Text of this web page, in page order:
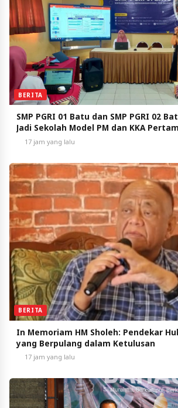
BERITA
SMP PGRI 01 Batu dan SMP PGRI 02
Jadi Sekolah Model PM dan KKA
17 jam yang lalu
BERITA
In Memoriam HM Sholeh: Pendekar
yang Berpulang dalam Ketulusan
17 jam yang lalu